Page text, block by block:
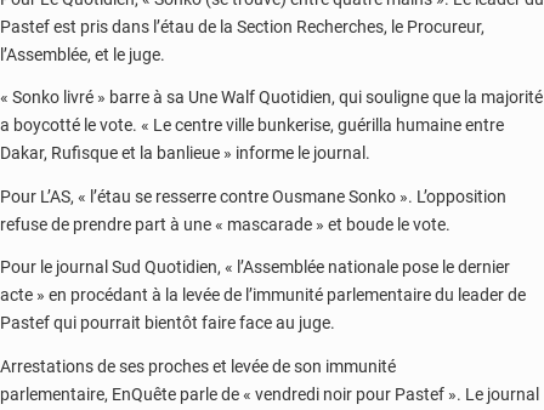
Pastef est pris dans l’étau de la Section Recherches, le Procureur,
l’Assemblée, et le juge.
« Sonko livré » barre à sa Une Walf Quotidien, qui souligne que la majorité
a boycotté le vote. « Le centre ville bunkerise, guérilla humaine entre
Dakar, Rufisque et la banlieue » informe le journal.
Pour L’AS, « l’étau se resserre contre Ousmane Sonko ». L’opposition
refuse de prendre part à une « mascarade » et boude le vote.
Pour le journal Sud Quotidien, « l’Assemblée nationale pose le dernier
acte » en procédant à la levée de l’immunité parlementaire du leader de
Pastef qui pourrait bientôt faire face au juge.
Arrestations de ses proches et levée de son immunité
parlementaire, EnQuête parle de « vendredi noir pour Pastef ». Le journal